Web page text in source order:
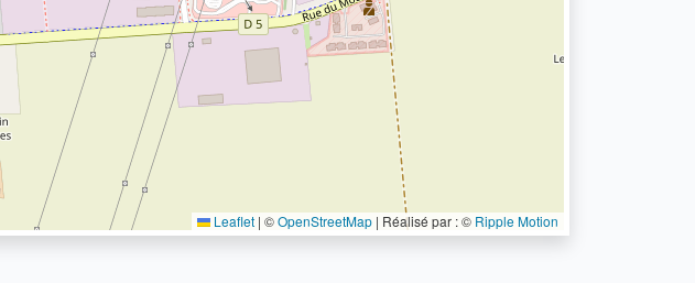
Leaflet | ©OpenStreetMap | Réalisé par : © Ripple Motion